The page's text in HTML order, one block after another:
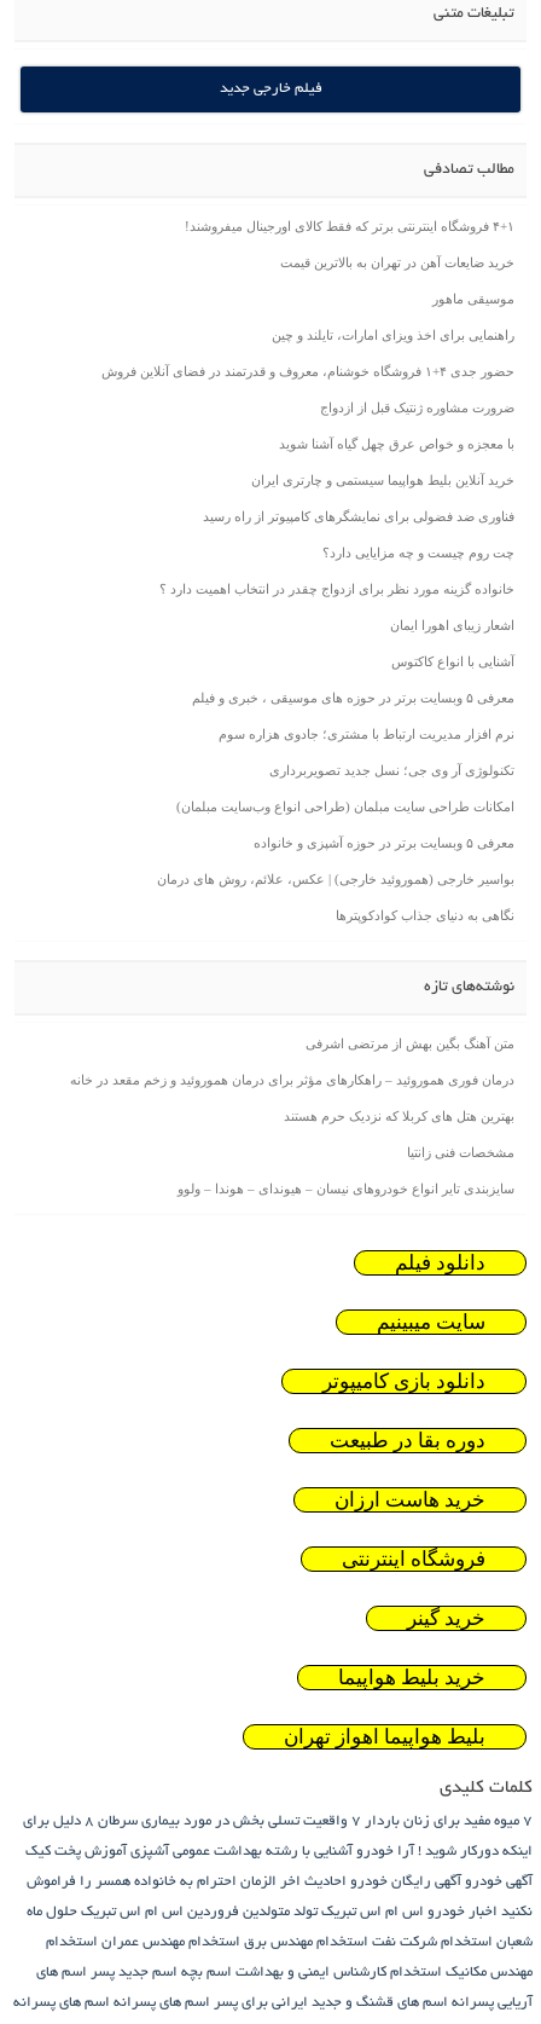
تبلیغات متنی
فیلم خارجی جدید
مطالب تصادفی
۴+۱ فروشگاه اینترنتی برتر که فقط کالای اورجینال میفروشند!
خرید ضایعات آهن در تهران به بالاترین قیمت
موسیقی ماهور
راهنمایی برای اخذ ویزای امارات، تایلند و چین
حضور جدی ۴+۱ فروشگاه خوشنام، معروف و قدرتمند در فضای آنلاین فروش
ضرورت مشاوره ژنتیک قبل از ازدواج
با معجزه و خواص عرق چهل گیاه آشنا شوید
خرید آنلاین بلیط هواپیما سیستمی و چارتری ایران
فناوری ضد فضولی برای نمایشگرهای کامپیوتر از راه رسید
چت روم چیست و چه مزایایی دارد؟
خانواده گزینه مورد نظر برای ازدواج چقدر در انتخاب اهمیت دارد ؟
اشعار زیبای اهورا ایمان
آشنایی با انواع کاکتوس
معرفی ۵ وبسایت برتر در حوزه های موسیقی ، خبری و فیلم
نرم افزار مدیریت ارتباط با مشتری؛ جادوی هزاره سوم
تکنولوژی آر وی جی؛ نسل جدید تصویربرداری
امکانات طراحی سایت مبلمان (طراحی انواع وب‌سایت مبلمان)
معرفی ۵ وبسایت برتر در حوزه آشپزی و خانواده
بواسیر خارجی (هموروئید خارجی) | عکس، علائم، روش های درمان
نگاهی به دنیای جذاب کوادکوپترها
نوشته‌های تازه
متن آهنگ بگین بهش از مرتضی اشرفی
درمان فوری هموروئید – راهکارهای مؤثر برای درمان هموروئید و زخم مقعد در خانه
بهترین هتل های کربلا که نزدیک حرم هستند
مشخصات فنی زانتیا
سایزبندی تایر انواع خودروهای نیسان – هیوندای – هوندا – ولوو
دانلود فیلم
سایت میبینیم
دانلود بازی کامیپوتر
دوره بقا در طبیعت
خرید هاست ارزان
فروشگاه اینترنتی
خرید گینر
خرید بلیط هواپیما
بلیط هواپیما اهواز تهران
کلمات کلیدی
7 میوه مفید برای زنان باردار 7 واقعیت تسلی بخش در مورد بیماری سرطان
8 دلیل برای
اینکه دورکار شوید ! آرا خودرو آشنایی با رشته بهداشت عمومی آشپزی آموزش پخت کیک
آگهی خودرو آگهی رایگان خودرو احادیث اخر الزمان احترام به خانواده همسر را فراموش
نکنید اخبار خودرو اس ام اس تبریک تولد متولدین فروردین اس ام اس تبریک حلول ماه
شعبان استخدام شرکت نفت استخدام مهندس برق استخدام مهندس عمران استخدام
مهندس مکانیک استخدام کارشناس ایمنی و بهداشت اسم بچه اسم جدید پسر اسم های
آریایی پسرانه اسم های قشنگ و جدید ایرانی برای پسر اسم های پسرانه اسم های پسرانه